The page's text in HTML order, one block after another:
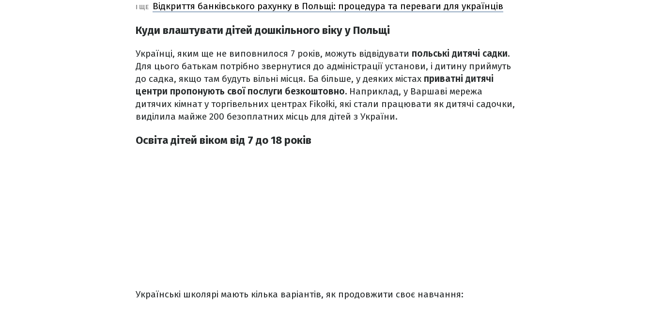
І ЩЕ Відкриття банківського рахунку в Польщі: процедура та переваги для українців
Куди влаштувати дітей дошкільного віку у Польщі
Українці, яким ще не виповнилося 7 років, можуть відвідувати польські дитячі садки.
Для цього батькам потрібно звернутися до адміністрації установи, і дитину приймуть
до садка, якщо там будуть вільні місця. Ба більше, у деяких містах приватні дитячі
центри пропонують свої послуги безкоштовно. Наприклад, у Варшаві мережа
дитячих кімнат у торгівельних центрах Fikołki, які стали працювати як дитячі садочки,
виділила майже 200 безоплатних місць для дітей з України.
Освіта дітей віком від 7 до 18 років
Українські школярі мають кілька варіантів, як продовжити своє навчання: